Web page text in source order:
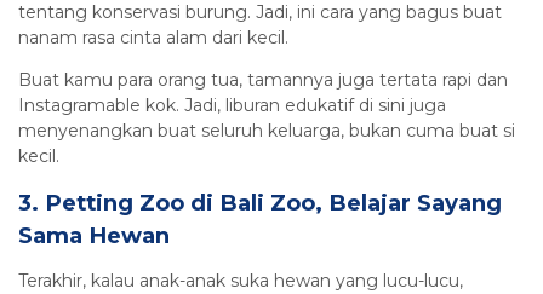
tentang konservasi burung. Jadi, ini cara yang bagus buat
nanam rasa cinta alam dari kecil.
Buat kamu para orang tua, tamannya juga tertata rapi dan
Instagramable kok. Jadi, liburan edukatif di sini juga
menyenangkan buat seluruh keluarga, bukan cuma buat si
kecil.
3. Petting Zoo di Bali Zoo, Belajar Sayang
Sama Hewan
Terakhir, kalau anak-anak suka hewan yang lucu-lucu,